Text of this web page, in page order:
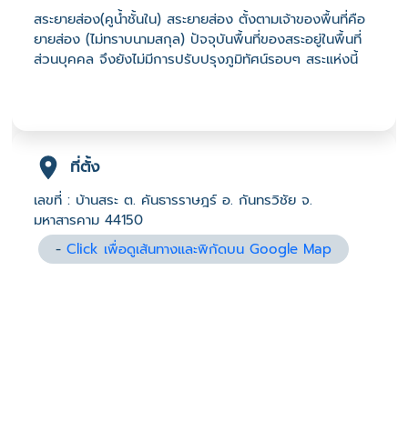
สระยายส่อง(คูน้ำชั้นใน) สระยายส่อง ตั้งตามเจ้าของพื้นที่คือ
ยายส่อง (ไม่ทราบนามสกุล) ปัจจุบันพื้นที่ของสระอยู่ในพื้นที่
ส่วนบุคคล จึงยังไม่มีการปรับปรุงภูมิทัศน์รอบๆ สระแห่งนี้
ที่ตั้ง
เลขที่ : บ้านสระ ต. คันธารราษฎร์ อ. กันทรวิชัย จ.
มหาสารคาม 44150
-Click เพื่อดูเส้นทางและพิกัดบน Google Map